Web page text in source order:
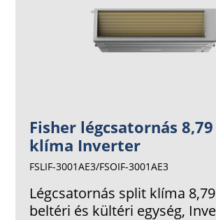
Fisher légcsatornás
klíma Inverter
FSLIF-3001AE3/FSOIF-3001AE3
Légcsatornás split klíma
beltéri és kültéri egység,